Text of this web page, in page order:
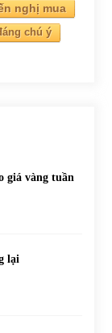
nghị mua
chú ý
giá vàng tuần
lại